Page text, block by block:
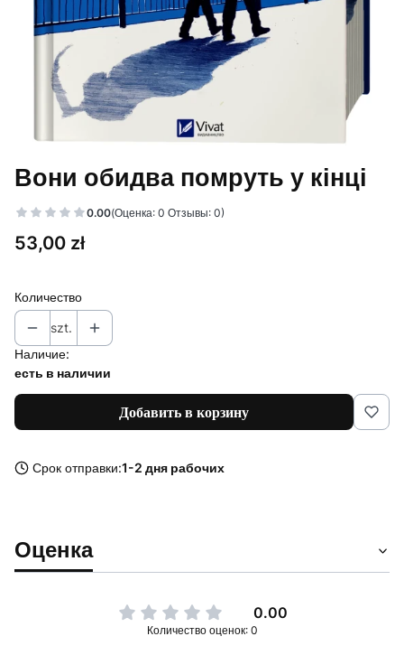
Вони обидва помруть у кінці
0.00(Оценка: 0 Отзывы: 0)
Цена
53,00 zł
Количество
szt.
Наличие:
есть в наличии
Добавить в корзину
Срок отправки:1-2 дня рабочих
Оценка
0.00
Количество оценок: 0